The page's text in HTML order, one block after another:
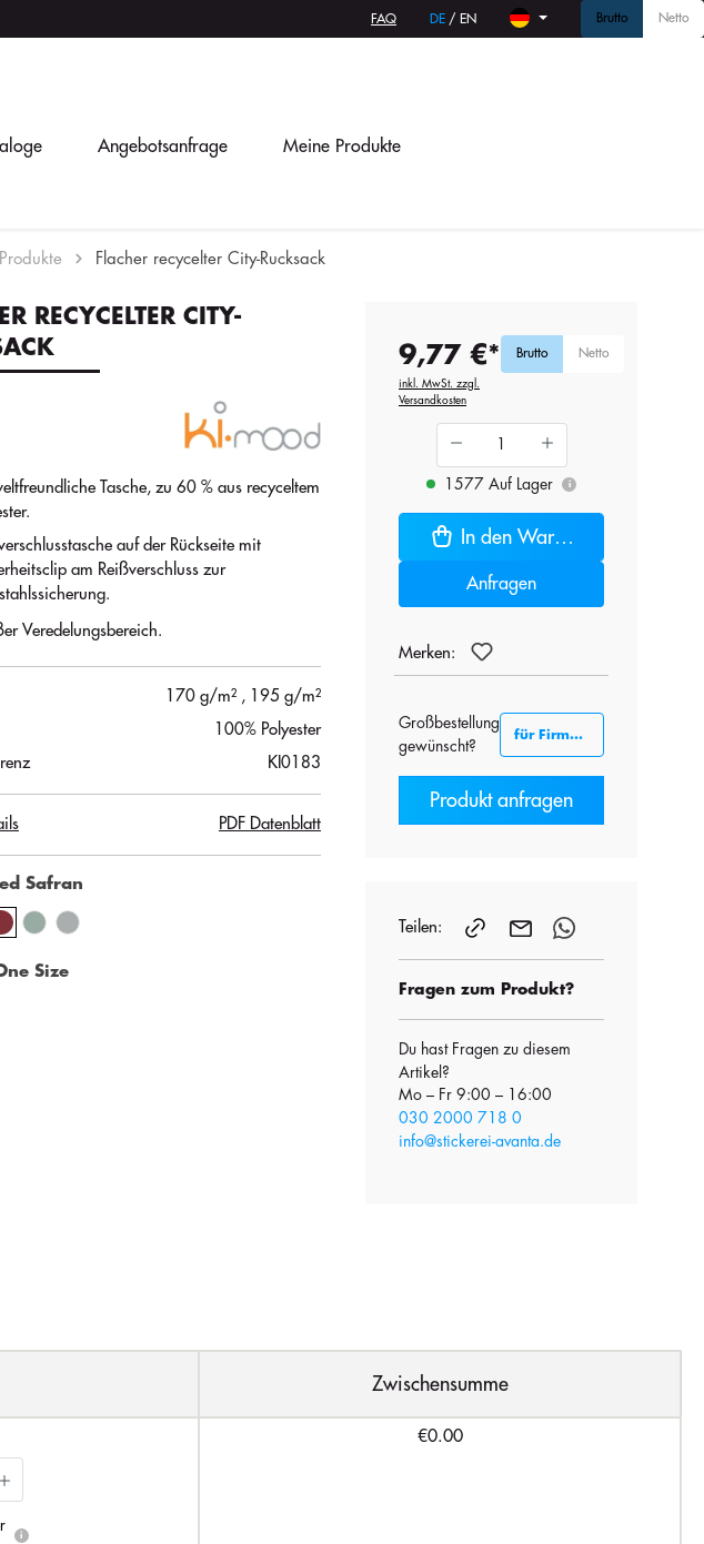
FAQ DE / EN Brutto Netto
Angebotsanfrage Meine Produkte
Produkte Flacher recycelter City-Rucksack
RECYCELTER CITY-
Tasche, zu 60 % aus recyceltem
auf der Rückseite mit
am Reißverschluss zur
Veredelungsbereich.
170 g/m² , 195 g/m²
100% Polyester
KI0183
PDF Datenblatt
Safran
Size
9,77 €*
inkl. MwSt. zzgl.
Versandkosten
Brutto Netto
1577 Auf Lager i
In den Warenkorb
Anfragen
Merken:
Großbestellung
gewünscht?
für Firmenkunden B2B
Produkt anfragen
Teilen:
Fragen zum Produkt?
Du hast Fragen zu diesem
Artikel?
Mo – Fr 9:00 – 16:00
030 2000 718 0
info@stickerei-avanta.de
Zwischensumme
i
€0.00